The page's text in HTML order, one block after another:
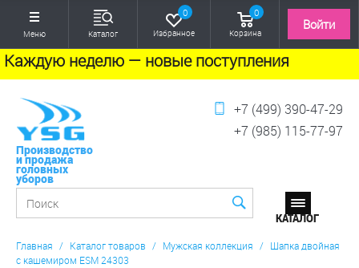
Меню Каталог
0
Избранное
0
Корзина
Войти
Каждую неделю — новые поступления
Производство
и продажа
головных
уборов
+7 (499) 390-47-29
+7 (985) 115-77-97
Главная / Каталог товаров / Мужская коллекция / Шапка двойная
с кашемиром ESM 24303